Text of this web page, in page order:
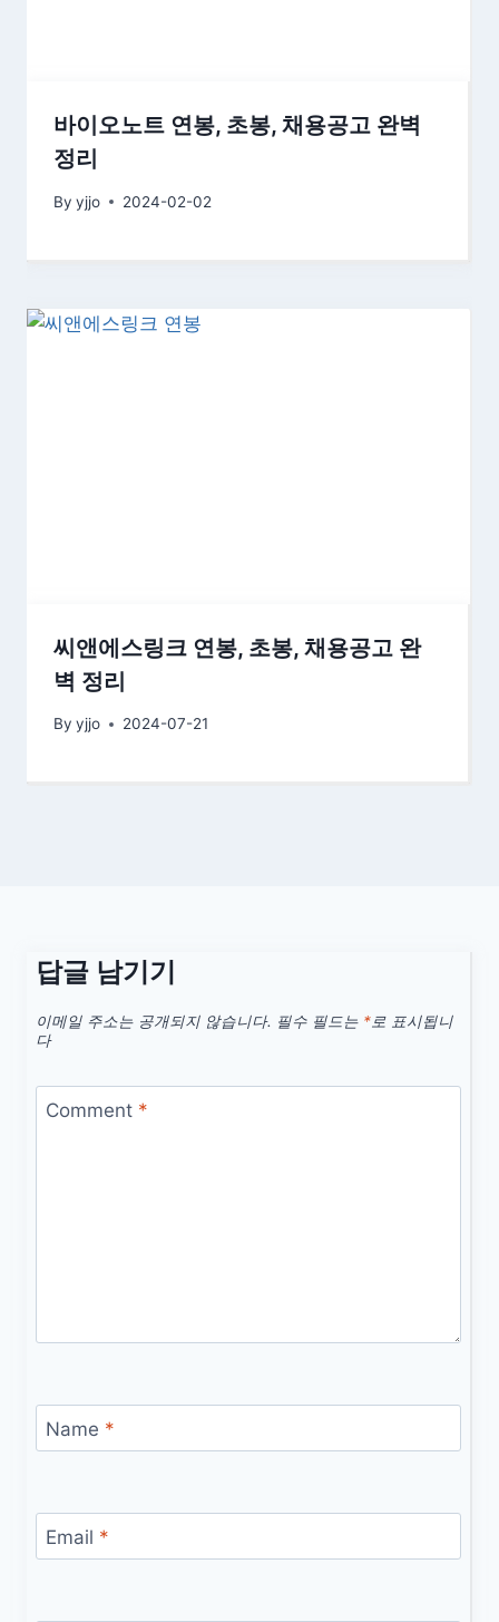
바이오노트 연봉, 초봉, 채용공고 완벽
정리
By yjjo 2024-02-02
씨앤에스링크 연봉, 초봉, 채용공고 완
벽 정리
By yjjo 2024-07-21
답글 남기기
이메일 주소는 공개되지 않습니다. 필수 필드는 *로 표시됩니
다
Comment *
Name *
Email *